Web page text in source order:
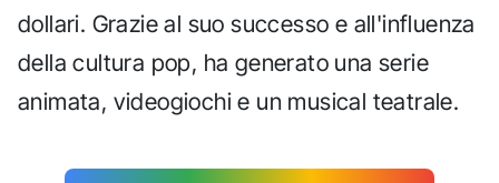
dollari. Grazie al suo successo e all'influenza
della cultura pop, ha generato una serie
animata, videogiochi e un musical teatrale.